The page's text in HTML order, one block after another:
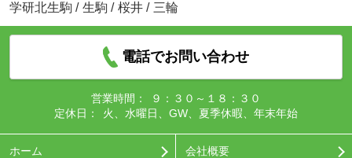
学研北生駒 / 生駒 / 桜井 / 三輪
電話でお問い合わせ
営業時間：
９：３０～１８：３０
定休日：
火、水曜日、GW、夏季休暇、年末年始
ホーム 会社概要